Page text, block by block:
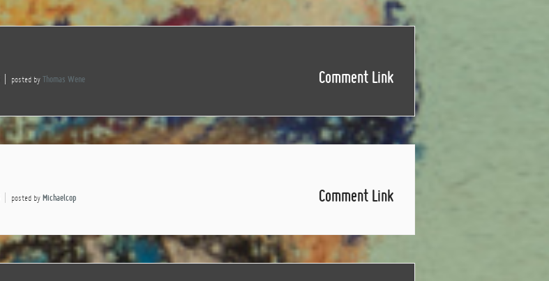
Comment Link
posted by Thomas Wene
Comment Link
posted by Michaelcop